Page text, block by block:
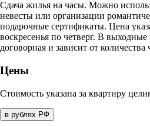
Сдача жилья на часы. Можно
невесты или организации
подарочные сертификаты. Цена
воскресенья по четверг. В
договорная и зависит от количества
Цены
Стоимость указана за квартиру
в рублях РФ